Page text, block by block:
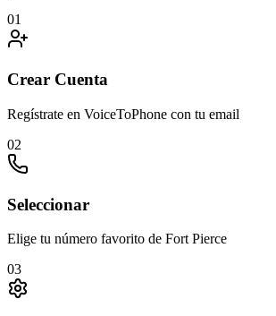
01
Crear Cuenta
Regístrate en VoiceToPhone con tu email
02
Seleccionar
Elige tu número favorito de Fort Pierce
03